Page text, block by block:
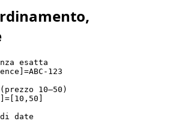
esatta
123
10–50)
date